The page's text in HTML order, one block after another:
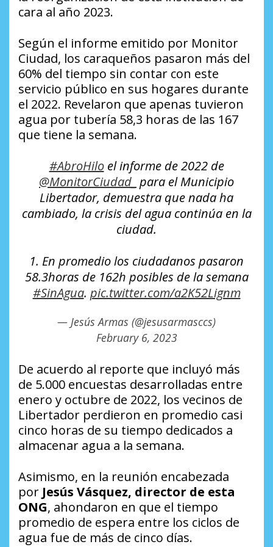
cara al año 2023.
Según el informe emitido por Monitor
Ciudad, los caraqueños pasaron más del
60% del tiempo sin contar con este
servicio público en sus hogares durante
el 2022. Revelaron que apenas tuvieron
agua por tubería 58,3 horas de las 167
que tiene la semana.
#AbroHiloel informe de 2022 de
@MonitorCiudad_ para el Municipio
Libertador, demuestra que nada ha
cambiado, la crisis del agua continúa en la
ciudad.
1. En promedio los ciudadanos pasaron
58.3horas de 162h posibles de la semana
#SinAgua. pic.twitter.com/a2K52Lignm
— Jesús Armas (@jesusarmasccs)
February 6, 2023
De acuerdo al reporte que incluyó más
de 5.000 encuestas desarrolladas entre
enero y octubre de 2022, los vecinos de
Libertador perdieron en promedio casi
cinco horas de su tiempo dedicados a
almacenar agua a la semana.
Asimismo, en la reunión encabezada
por Jesús Vásquez, director de esta
ONG, ahondaron en que el tiempo
promedio de espera entre los ciclos de
agua fue de más de cinco días.